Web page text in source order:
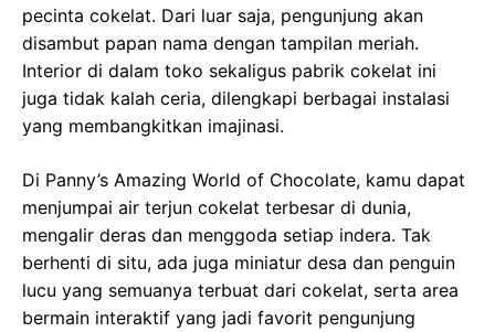
pecinta cokelat. Dari luar saja, pengunjung akan
disambut papan nama dengan tampilan meriah.
Interior di dalam toko sekaligus pabrik cokelat ini
juga tidak kalah ceria, dilengkapi berbagai instalasi
yang membangkitkan imajinasi.
Di Panny’s Amazing World of Chocolate, kamu dapat
menjumpai air terjun cokelat terbesar di dunia,
mengalir deras dan menggoda setiap indera. Tak
berhenti di situ, ada juga miniatur desa dan penguin
lucu yang semuanya terbuat dari cokelat, serta area
bermain interaktif yang jadi favorit pengunjung